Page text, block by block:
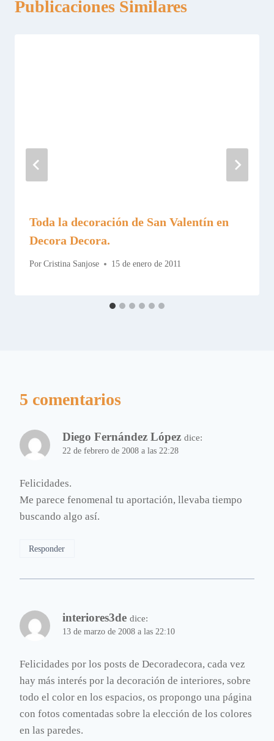
Publicaciones Similares
Toda la decoración de San Valentín en
Decora Decora.
Por Cristina Sanjose 15 de enero de 2011
5 comentarios
Diego Fernández López dice:
22 de febrero de 2008 a las 22:28
Felicidades.
Me parece fenomenal tu aportación, llevaba tiempo
buscando algo así.
Responder
interiores3de dice:
13 de marzo de 2008 a las 22:10
Felicidades por los posts de Decoradecora, cada vez
hay más interés por la decoración de interiores, sobre
todo el color en los espacios, os propongo una página
con fotos comentadas sobre la elección de los colores
en las paredes.